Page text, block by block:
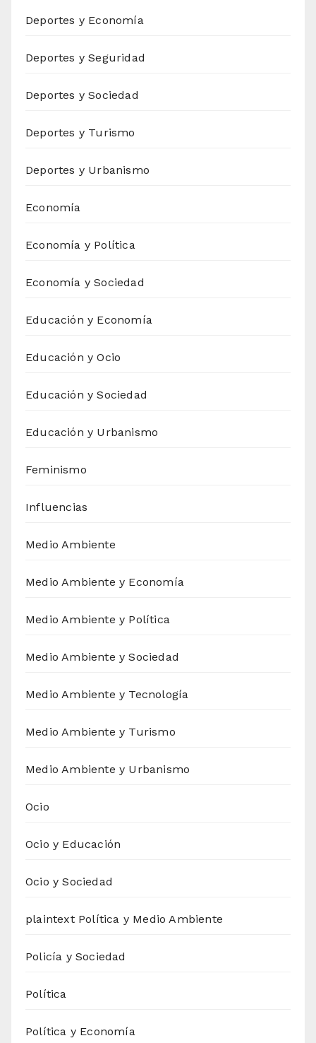
Deportes y Economía
Deportes y Seguridad
Deportes y Sociedad
Deportes y Turismo
Deportes y Urbanismo
Economía
Economía y Política
Economía y Sociedad
Educación y Economía
Educación y Ocio
Educación y Sociedad
Educación y Urbanismo
Feminismo
Influencias
Medio Ambiente
Medio Ambiente y Economía
Medio Ambiente y Política
Medio Ambiente y Sociedad
Medio Ambiente y Tecnología
Medio Ambiente y Turismo
Medio Ambiente y Urbanismo
Ocio
Ocio y Educación
Ocio y Sociedad
plaintext Política y Medio Ambiente
Policía y Sociedad
Política
Política y Economía